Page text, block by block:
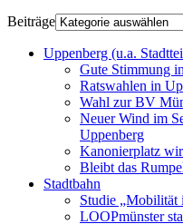
Beiträge
Uppenberg (u.a.
Gute Stimmung
Ratswahlen in
Wahl zur BV
Neuer Wind im
Uppenberg
Kanonierplatz
Bleibt das
Stadtbahn
Studie „Mobilität
LOOPmünster